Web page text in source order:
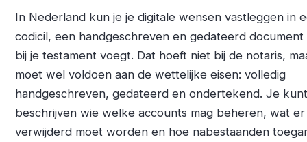
In Nederland kun je je digitale wensen vastleggen in
codicil, een handgeschreven en gedateerd document
bij je testament voegt. Dat hoeft niet bij de notaris,
moet wel voldoen aan de wettelijke eisen: volledig
handgeschreven, gedateerd en ondertekend. Je
beschrijven wie welke accounts mag beheren, wat er
verwijderd moet worden en hoe nabestaanden